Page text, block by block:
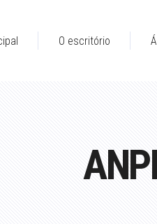
O escritório